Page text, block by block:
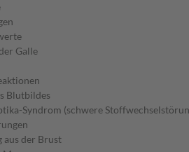
Galle
Blutbildes
Syndrom (schwere
aus der Brust